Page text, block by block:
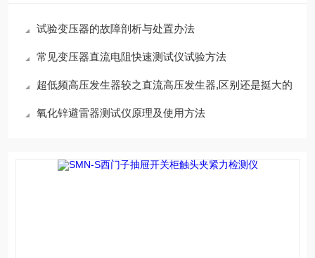
试验变压器的故障剖析与处置办法
常见变压器直流电阻快速测试仪试验方法
超低频高压发生器较之直流高压发生器,区别还是挺大的
氧化锌避雷器测试仪原理及使用方法